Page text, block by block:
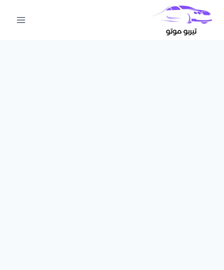
التجاوز
إلى
المحتوى